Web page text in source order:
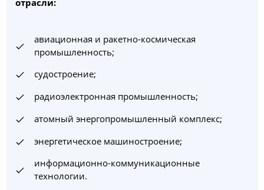
отрасли:
авиационная и ракетно-космическая
промышленность;
судостроение;
радиоэлектронная промышленность;
атомный энергопромышленный комплекс;
энергетическое машиностроение;
информационно-коммуникационные
технологии.